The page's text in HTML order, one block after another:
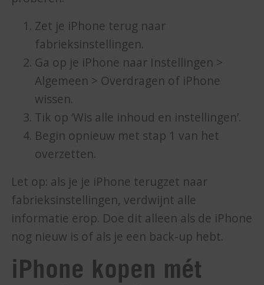
Zet je iPhone terug naar
fabrieksinstellingen.
Ga op je iPhone naar Instellingen >
Algemeen > Overdragen of iPhone
wissen.
Tik op ‘Wis alle inhoud en instellingen’.
Begin opnieuw met stap 1 van het
overzetten.
Let op: als je je iPhone terugzet naar
fabrieksinstellingen, verdwijnt alle
informatie erop. Doe dit alleen als de iPhone
nog nieuw is of als je een back-up hebt.
iPhone kopen mét